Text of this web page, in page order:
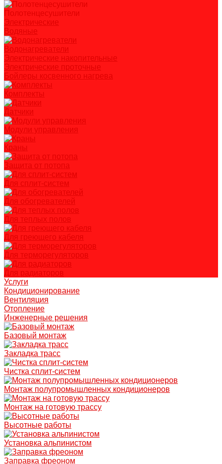
Полотенцесушители
Электрические
Водяные
Водонагреватели
Электрические накопительные
Электрические проточные
Бойлеры косвенного нагрева
Комплекты
Датчики
Модули управления
Краны
Защита от потопа
Для сплит-систем
Для обогревателей
Для теплых полов
Для греющего кабеля
Для терморегуляторов
Для радиаторов
Услуги
Кондиционирование
Вентиляция
Отопление
Инженерные решения
Базовый монтаж
Закладка трасс
Чистка сплит-систем
Монтаж полупромышленных кондиционеров
Монтаж на готовую трассу
Высотные работы
Установка альпинистом
Заправка фреоном